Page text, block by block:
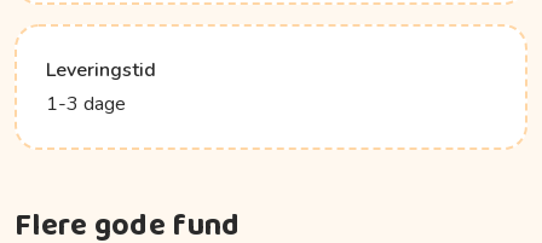
Leveringstid
1-3 dage
Flere gode fund